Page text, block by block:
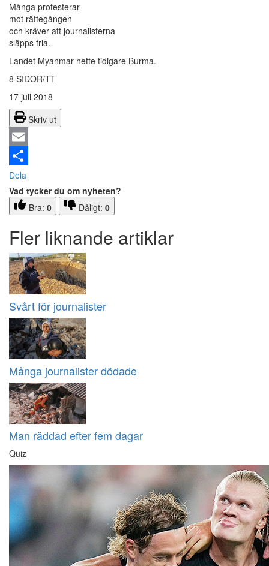
Många protesterar
mot rättegången
och kräver att journalisterna
släpps fria.
Landet Myanmar hette tidigare Burma.
8 SIDOR/TT
17 juli 2018
Skriv ut
Email
Dela
Vad tycker du om nyheten?
Bra: 0 Dåligt: 0
Fler liknande artiklar
Svårt för journalister
Många journalister dödade
Man räddad efter fem dagar
Quiz